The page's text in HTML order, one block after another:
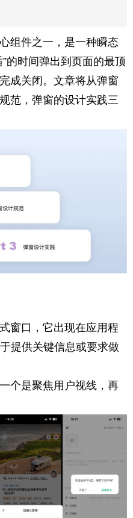
组件之一，是一种瞬态
的时间弹出到页面的最顶
成关闭。文章将从弹窗
范，弹窗的设计实践三
窗口，它出现在应用程
提供关键信息或要求做
个是聚焦用户视线，再